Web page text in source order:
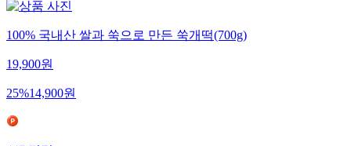
100% 국내산 쌀과 쑥으로 만든 쑥개떡(700g)
19,900원
25%14,900원